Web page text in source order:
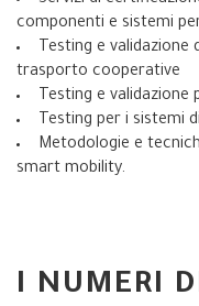
componenti e sistemi
Testing e validazione
trasporto cooperative
Testing e validazione
Testing per i sistemi
Metodologie e
smart mobility.
I NUMERI